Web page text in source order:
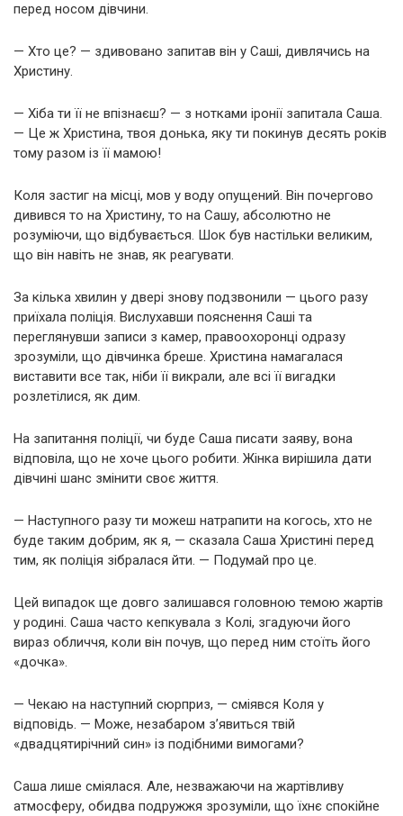
перед носом дівчини.
— Хто це? — здивовано запитав він у Саші, дивлячись на
Христину.
— Хіба ти її не впізнаєш? — з нотками іронії запитала Саша.
— Це ж Христина, твоя донька, яку ти покинув десять років
тому разом із її мамою!
Коля застиг на місці, мов у воду опущений. Він почергово
дивився то на Христину, то на Сашу, абсолютно не
розуміючи, що відбувається. Шок був настільки великим,
що він навіть не знав, як реагувати.
За кілька хвилин у двері знову подзвонили — цього разу
приїхала поліція. Вислухавши пояснення Саші та
переглянувши записи з камер, правоохоронці одразу
зрозуміли, що дівчинка бреше. Христина намагалася
виставити все так, ніби її викрали, але всі її вигадки
розлетілися, як дим.
На запитання поліції, чи буде Саша писати заяву, вона
відповіла, що не хоче цього робити. Жінка вирішила дати
дівчині шанс змінити своє життя.
— Наступного разу ти можеш натрапити на когось, хто не
буде таким добрим, як я, — сказала Саша Христині перед
тим, як поліція зібралася йти. — Подумай про це.
Цей випадок ще довго залишався головною темою жартів
у родині. Саша часто кепкувала з Колі, згадуючи його
вираз обличчя, коли він почув, що перед ним стоїть його
«дочка».
— Чекаю на наступний сюрприз, — сміявся Коля у
відповідь. — Може, незабаром з’явиться твій
«двадцятирічний син» із подібними вимогами?
Саша лише сміялася. Але, незважаючи на жартівливу
атмосферу, обидва подружжя зрозуміли, що їхнє спокійне